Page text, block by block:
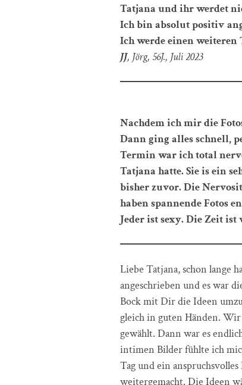
Tatjana und ihr werdet
Ich bin absolut positiv
Ich werde einen
JJ, Jörg, 56J., Juli 2023
Nachdem ich mir die
Dann ging alles schnell,
Termin war ich total
Tatjana hatte. Sie is ein
bisher zuvor. Die
haben spannende Fotos
Jeder ist sexy. Die Zeit
Liebe Tatjana, schon lange
angeschrieben und es war
Bock mit Dir die Ideen
gleich in guten Händen.
gewählt. Dann war es
intimen Bilder fühlte ich
Tag und ein
weitergemacht. Die Ideen